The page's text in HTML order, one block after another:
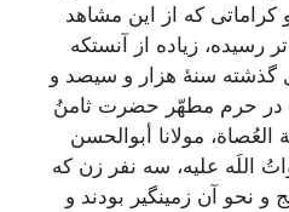
که‌ از این‌ مشاهد
رسیده‌، زیاده‌ از آنستکه‌
گذشته‌ سنۀ هزار و سیصد و
در حرم‌ مطهّر حضرت‌ ثامنُ
العُصاة‌، مولانا أبوالحسن‌
اللَه‌ علیه‌، سه‌ نفر زن‌ که‌
نحو آن‌ زمینگیر بودند و